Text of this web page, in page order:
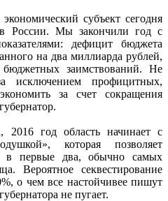
субъект сегодня
в России. Мы закончили год с
дефицит бюджета
на два миллиарда рублей,
заимствований. Не
исключением профицитных,
за счет сокращения
год область начинает с
которая позволяет
в первые два, обычно самых
Вероятное секвестирование
о чем все настойчивее пишут
не пугает.